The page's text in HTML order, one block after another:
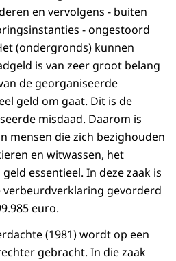
en vervolgens - buiten
- ongestoord
(ondergronds) kunnen
is van zeer groot belang
de georganiseerde
geld om gaat. Dit is de
misdaad. Daarom is
mensen die zich bezighouden
en witwassen, het
essentieel. In deze zaak is
verbeurdverklaring gevorderd
euro.
(1981) wordt op een
gebracht. In die zaak